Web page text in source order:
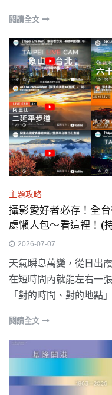
閱讀全文
主題攻略
攝影愛好者必存！全
處懶人包～看這裡！(
2026-07-07
天氣瞬息萬變，從日出
在短時間內就能左右一
「對的時間、對的地點
閱讀全文